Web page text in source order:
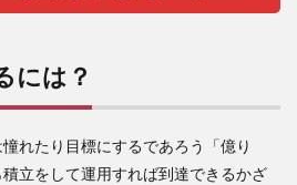
には？
れたり目標にするであろう「億り
立をして運用すれば到達できるかざ